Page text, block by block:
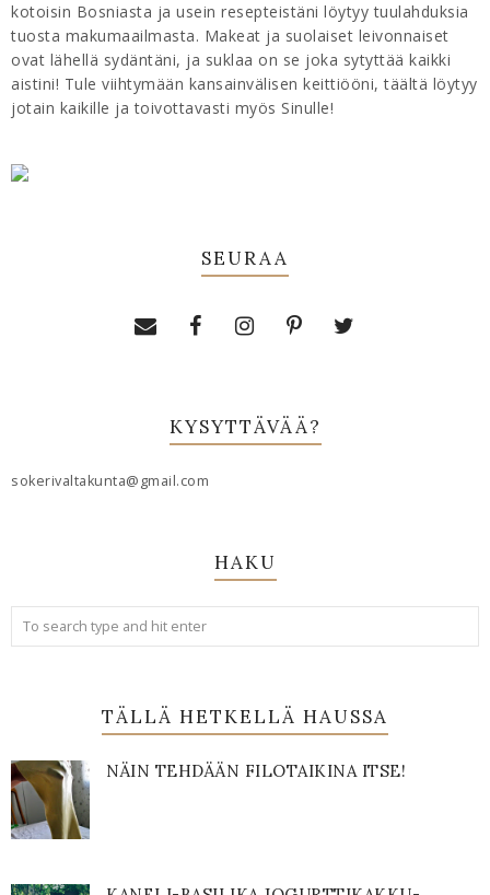
kotoisin Bosniasta ja usein resepteistäni löytyy tuulahduksia
tuosta makumaailmasta. Makeat ja suolaiset leivonnaiset
ovat lähellä sydäntäni, ja suklaa on se joka sytyttää kaikki
aistini! Tule viihtymään kansainvälisen keittiööni, täältä löytyy
jotain kaikille ja toivottavasti myös Sinulle!
SEURAA
KYSYTTÄVÄÄ?
sokerivaltakunta@gmail.com
HAKU
TÄLLÄ HETKELLÄ HAUSSA
NÄIN TEHDÄÄN FILOTAIKINA ITSE!